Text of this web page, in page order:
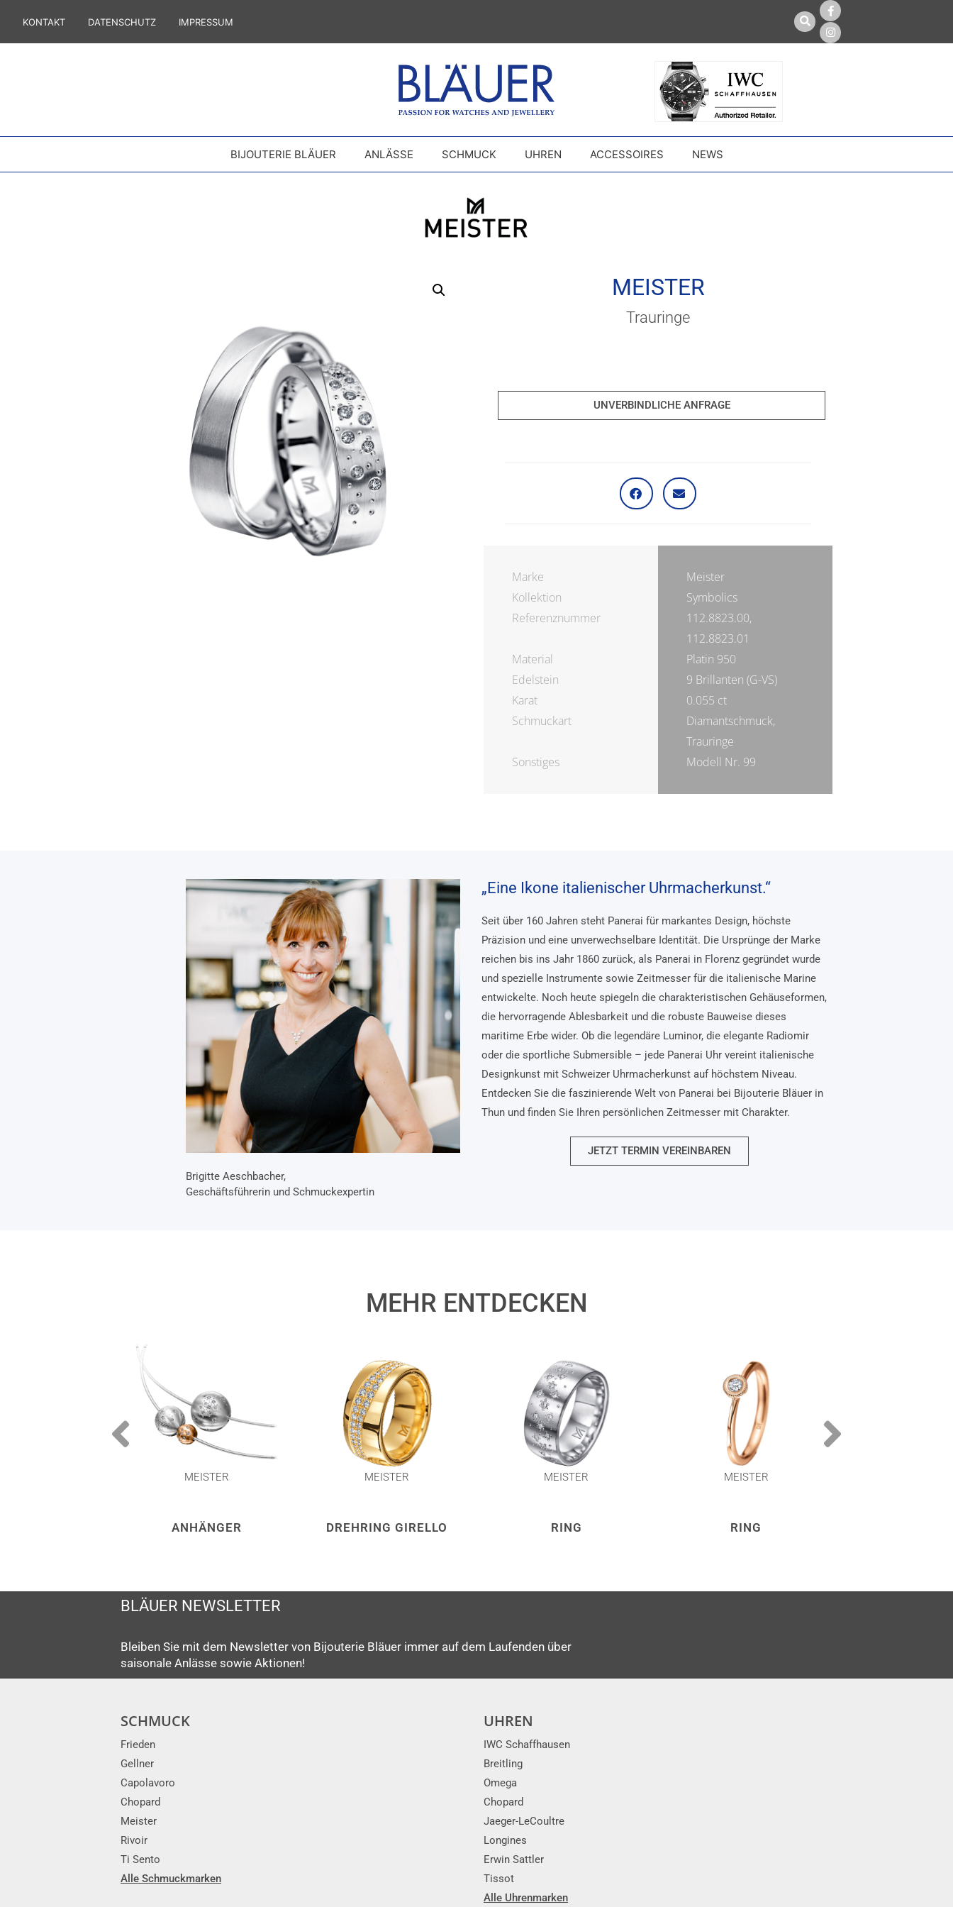
KONTAKT DATENSCHUTZ IMPRESSUM
BIJOUTERIE BLÄUER ANLÄSSE SCHMUCK UHREN ACCESSOIRES NEWS
MEISTER
Trauringe
UNVERBINDLICHE ANFRAGE
Marke
Meister
Kollektion
Symbolics
Referenznummer
112.8823.00,
112.8823.01
Material
Platin 950
Edelstein
9 Brillanten (G-VS)
Karat
0.055 ct
Schmuckart
Diamantschmuck,
Trauringe
Sonstiges
Modell Nr. 99
Brigitte Aeschbacher,
Geschäftsführerin und Schmuckexpertin
„Eine Ikone italienischer Uhrmacherkunst.“
Seit über 160 Jahren steht Panerai für markantes Design, höchste
Präzision und eine unverwechselbare Identität. Die Ursprünge der Marke
reichen bis ins Jahr 1860 zurück, als Panerai in Florenz gegründet wurde
und spezielle Instrumente sowie Zeitmesser für die italienische Marine
entwickelte. Noch heute spiegeln die charakteristischen Gehäuseformen,
die hervorragende Ablesbarkeit und die robuste Bauweise dieses
maritime Erbe wider. Ob die legendäre Luminor, die elegante Radiomir
oder die sportliche Submersible – jede Panerai Uhr vereint italienische
Designkunst mit Schweizer Uhrmacherkunst auf höchstem Niveau.
Entdecken Sie die faszinierende Welt von Panerai bei Bijouterie Bläuer in
Thun und finden Sie Ihren persönlichen Zeitmesser mit Charakter.
JETZT TERMIN VEREINBAREN
MEHR ENTDECKEN
MEISTER
ANHÄNGER
MEISTER
DREHRING GIRELLO
MEISTER
RING
MEISTER
RING
BLÄUER NEWSLETTER
Bleiben Sie mit dem Newsletter von Bijouterie Bläuer immer auf dem Laufenden über
saisonale Anlässe sowie Aktionen!
SCHMUCK
Frieden
Gellner
Capolavoro
Chopard
Meister
Rivoir
Ti Sento
Alle Schmuckmarken
UHREN
IWC Schaffhausen
Breitling
Omega
Chopard
Jaeger-LeCoultre
Longines
Erwin Sattler
Tissot
Alle Uhrenmarken